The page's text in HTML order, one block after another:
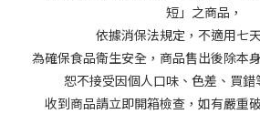
短」之商品，
依據消保法規定，不適用七
為確保食品衛生安全，商品售出後除本
恕不接受因個人口味、色差、買錯
收到商品請立即開箱檢查，如有嚴重